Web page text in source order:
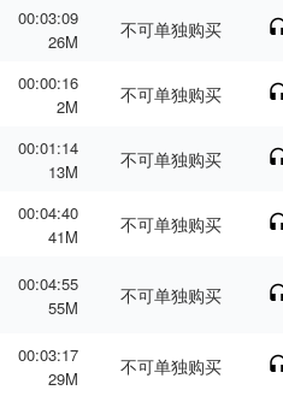
00:03:09
26M
不可单独购买
00:00:16
2M
不可单独购买
00:01:14
13M
不可单独购买
00:04:40
41M
不可单独购买
00:04:55
55M
不可单独购买
00:03:17
29M
不可单独购买